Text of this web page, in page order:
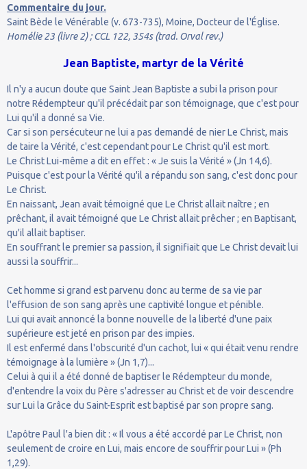
Commentaire du jour.
Saint Bède le Vénérable (v. 673-735), Moine, Docteur de l'Église.
Homélie 23 (livre 2) ; CCL 122, 354s (trad. Orval rev.)
Jean Baptiste, martyr de la Vérité
Il n'y a aucun doute que Saint Jean Baptiste a subi la prison pour
notre Rédempteur qu'il précédait par son témoignage, que c'est pour
Lui qu'il a donné sa Vie.
Car si son persécuteur ne lui a pas demandé de nier Le Christ, mais
de taire la Vérité, c'est cependant pour Le Christ qu'il est mort.
Le Christ Lui-même a dit en effet : « Je suis la Vérité » (Jn 14,6).
Puisque c'est pour la Vérité qu'il a répandu son sang, c'est donc pour
Le Christ.
En naissant, Jean avait témoigné que Le Christ allait naître ; en
prêchant, il avait témoigné que Le Christ allait prêcher ; en Baptisant,
qu'il allait baptiser.
En souffrant le premier sa passion, il signifiait que Le Christ devait lui
aussi la souffrir...
Cet homme si grand est parvenu donc au terme de sa vie par
l'effusion de son sang après une captivité longue et pénible.
Lui qui avait annoncé la bonne nouvelle de la liberté d'une paix
supérieure est jeté en prison par des impies.
Il est enfermé dans l'obscurité d'un cachot, lui « qui était venu rendre
témoignage à la lumière » (Jn 1,7)...
Celui à qui il a été donné de baptiser le Rédempteur du monde,
d'entendre la voix du Père s'adresser au Christ et de voir descendre
sur Lui la Grâce du Saint-Esprit est baptisé par son propre sang.
L'apôtre Paul l'a bien dit : « Il vous a été accordé par Le Christ, non
seulement de croire en Lui, mais encore de souffrir pour Lui » (Ph
1,29).